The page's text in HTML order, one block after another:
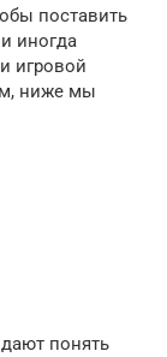
поставить
иногда
игровой
ниже мы
понять